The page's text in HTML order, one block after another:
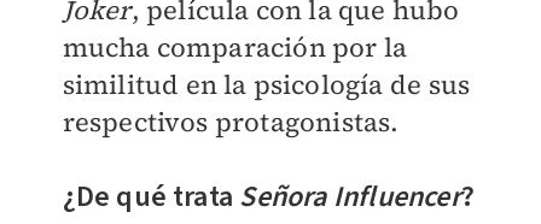
Joker, película con la que hubo
mucha comparación por la
similitud en la psicología de sus
respectivos protagonistas.
¿De qué trata Señora Influencer?